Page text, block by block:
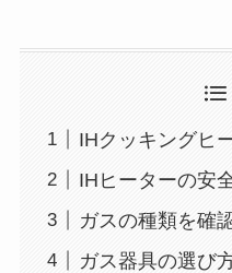
IHクッキングヒ
IHヒーターの安
ガスの種類を確
ガス器具の選び